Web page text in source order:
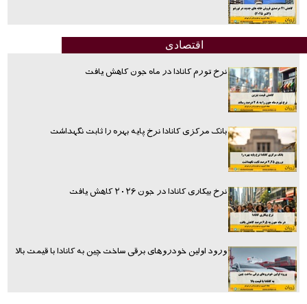
اقتصادی
نرخ تورم کانادا در ماه جون کاهش یافت
بانک مرکزی کانادا نرخ پایه بهره را ثابت نگهداشت
نرخ بیکاری کانادا در جون ۲۰۲۶ کاهش یافت
ورود اولین خودروهای برقی ساخت چین به کانادا با قیمت بالا